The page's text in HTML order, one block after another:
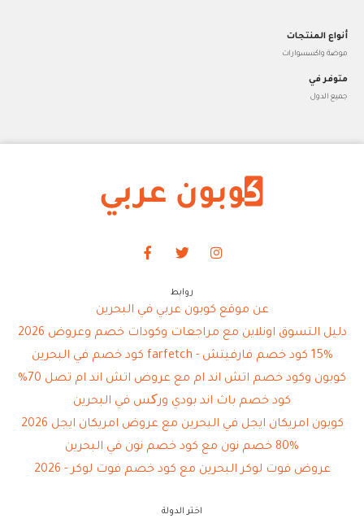
أنواع المنتجات
موضة واكسسوارات
متوفر في
جميع الدول
روابط
عن موقع كوبون عربي في البحرين
دليل التسوق اونلاين مع مراجعات وكودات خصم وعروض 2026
15% كود خصم فارفيتش - farfetch كود خصم في البحرين
كوبون وكود خصم اتش اند ام مع عروض اتش اند ام تصل 70%
كود خصم باث اند بودي ورکس في البحرين
كوبون امريكان ايجل في البحرين مع عروض امريكان ايجل 2026
80% خصم نون مع كود خصم نون في البحرين
عروض فوت لوكر البحرين مع كود خصم فوت لوكر - 2026
اختر الدولة